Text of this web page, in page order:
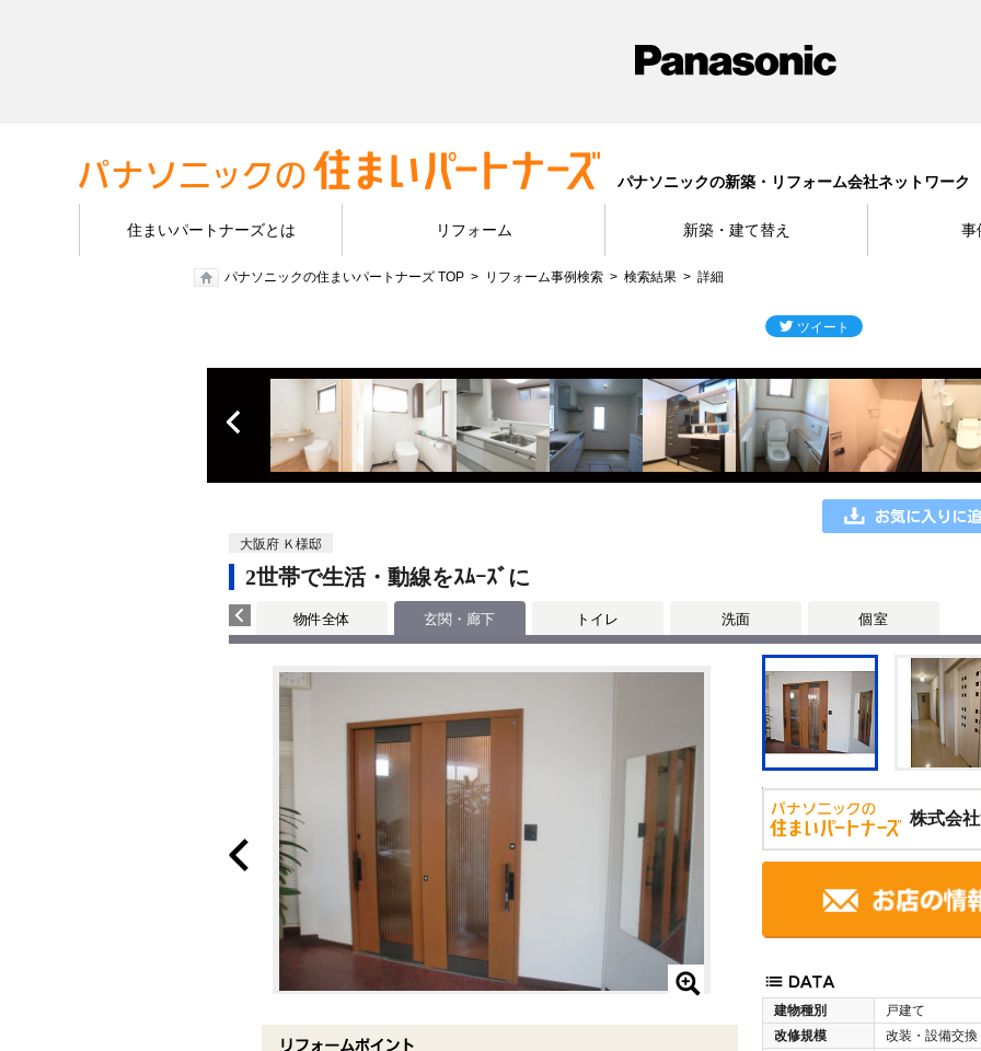
パナソニックの新築・リフォーム会社ネットワーク
住まいパートナーズとは リフォーム 新築・建て替え 事
パナソニックの住まいパートナーズ TOP リフォーム事例検索 検索結果 詳細
大阪府 Ｋ様邸
2世帯で生活・動線をｽﾑｰｽﾞに
物件全体 玄関・廊下 トイレ 洗面 個室
株式会
建物種別
戸建て
改修規模
改装・設備交換